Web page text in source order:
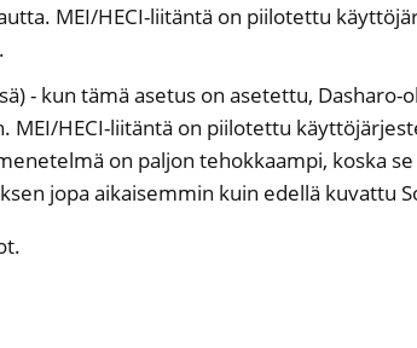
MEI/HECI-liitäntä on piilotettu
- kun tämä asetus on asetettu, Dasharo-
MEI/HECI-liitäntä on piilotettu
on paljon tehokkaampi, koska se
jopa aikaisemmin kuin edellä kuvattu